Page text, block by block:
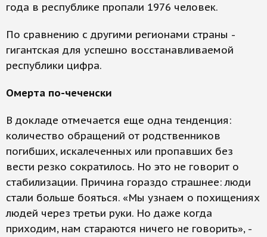
года в республике пропали 1976 человек.
По сравнению с другими регионами страны -
гигантская для успешно восстанавливаемой
республики цифра.
Омерта по-чеченски
В докладе отмечается еще одна тенденция:
количество обращений от родственников
погибших, искалеченных или пропавших без
вести резко сократилось. Но это не говорит о
стабилизации. Причина гораздо страшнее: люди
стали больше бояться. «Мы узнаем о похищениях
людей через третьи руки. Но даже когда
приходим, нам стараются ничего не говорить», -